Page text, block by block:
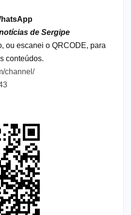
de Sergipe
ou escanei o QRCODE, para
conteúdos.
channel/